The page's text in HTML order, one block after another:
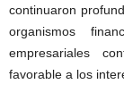
continuaron
organismos
empresariales
favorable a los